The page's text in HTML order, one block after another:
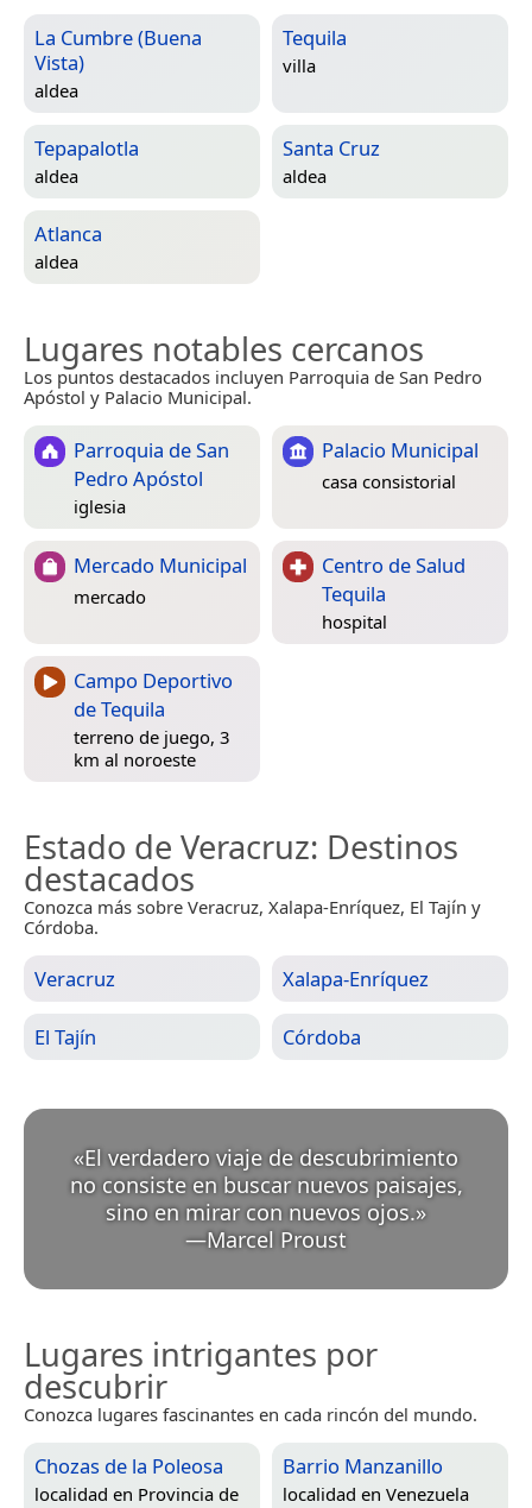
La Cumbre (Buena
Vista)
aldea
Tequila
villa
Tepapalotla
aldea
Santa Cruz
aldea
Atlanca
aldea
Lugares notables cercanos
Los puntos destacados incluyen Parroquia de San Pedro
Apóstol y Palacio Municipal.
Parroquia de San
Pedro Apóstol
iglesia
Palacio Municipal
casa consistorial
Mercado Municipal
mercado
Centro de Salud
Tequila
hospital
Campo Deportivo
de Tequila
terreno de juego, 3
km al noroeste
Estado de Veracruz: Destinos
destacados
Conozca más sobre Veracruz, Xalapa-Enríquez, El Tajín y
Córdoba.
Veracruz Xalapa-Enríquez
El Tajín Córdoba
«El verdadero viaje de descubrimiento
no consiste en buscar nuevos paisajes,
sino en mirar con nuevos ojos.
—Marcel Proust
Lugares intrigantes por
descubrir
Conozca lugares fascinantes en cada rincón del mundo.
Chozas de la Poleosa
localidad en Provincia de
Barrio Manzanillo
localidad en Venezuela